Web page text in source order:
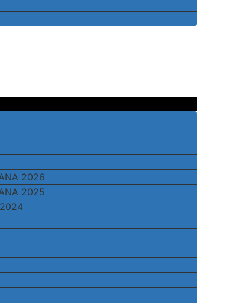
2026
2025